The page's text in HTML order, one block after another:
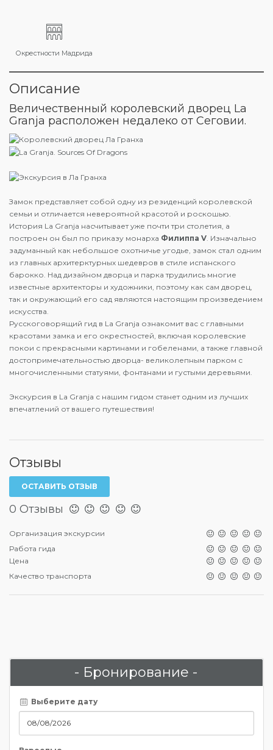
Окрестности Мадрида
Описание
Величественный королевский дворец La
Granja расположен недалеко от Сеговии.
Замок представляет собой одну из резиденций королевской
семьи и отличается невероятной красотой и роскошью.
История La Granja насчитывает уже почти три столетия, а
построен он был по приказу монарха Филиппа V . Изначально
задуманный как небольшое охотничье угодье, замок стал одним
из главных архитерктурных шедевров в стиле испанского
барокко. Над дизайном дворца и парка трудились многие
известные архитекторы и художники, поэтому как сам дворец,
так и окружающий его сад являются настоящим произведением
искусства.
Русскоговорящий гид в La Granja ознакомит вас с главными
красотами замка и его окрестностей, включая королевские
покои с прекрасными картинами и гобеленами, а также главной
достопримечательностью дворца- великолепным парком с
многочисленными статуями, фонтанами и густыми деревьями.
Экскурсия в La Granja с нашим гидом станет одним из лучших
впечатлений от вашего путешествия!
Отзывы
ОСТАВИТЬ ОТЗЫВ
0 Отзывы
Организация экскурсии
Работа гида
Цена
Качество транспорта
- Бронирование -
Выберите дату